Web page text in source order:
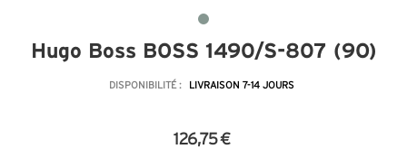
Hugo Boss BOSS 1490/S-807 (9O)
DISPONIBILITÉ : LIVRAISON 7-14 JOURS
126,75 €